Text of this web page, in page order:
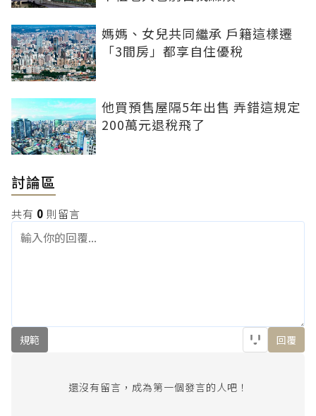
媽媽、女兒共同繼承 戶籍這樣遷
「3間房」都享自住優稅
他買預售屋隔5年出售 弄錯這規定
200萬元退稅飛了
討論區
共有 0 則留言
規範 回覆
還沒有留言，成為第一個發言的人吧！